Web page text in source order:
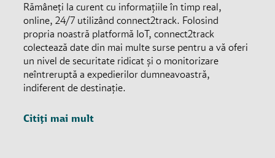
Rămâneți la curent cu informațiile în timp real,
online, 24/7 utilizând connect2track. Folosind
propria noastră platformă IoT, connect2track
colectează date din mai multe surse pentru a vă oferi
un nivel de securitate ridicat și o monitorizare
neîntreruptă a expedierilor dumneavoastră,
indiferent de destinație.
Citiți mai mult